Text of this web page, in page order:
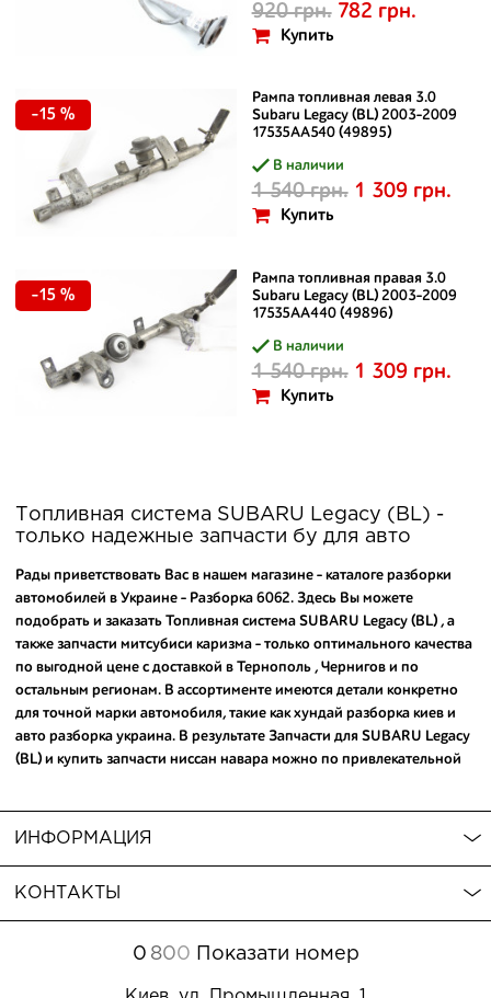
920 грн. 782 грн.
Купить
Рампа топливная левая 3.0
Subaru Legacy (BL) 2003-2009
17535AA540 (49895)
В наличии
1 540 грн. 1 309 грн.
Купить
-15 %
Рампа топливная правая 3.0
Subaru Legacy (BL) 2003-2009
17535AA440 (49896)
В наличии
1 540 грн. 1 309 грн.
Купить
-15 %
Топливная система SUBARU Legacy (BL) -
только надежные запчасти бу для авто
Рады приветствовать Вас в нашем магазине - каталоге разборки
автомобилей в Украине - Разборка 6062. Здесь Вы можете
подобрать и заказать Топливная система SUBARU Legacy (BL) , а
также запчасти митсубиси каризма - только оптимального качества
по выгодной цене с доставкой в Тернополь , Чернигов и по
остальным регионам. В ассортименте имеются детали конкретно
для точной марки автомобиля, такие какхундай разборка киев и
авто разборка украина. В результате Запчасти для SUBARU Legacy
(BL) и купить запчасти ниссан навара можно по привлекательной
infiniti fx , которые предоставят долгий срок службы. Мы
оперативно поможем подобрать запчасти и ответим на
ИНФОРМАЦИЯ
КОНТАКТЫ
0 800 Показати номер